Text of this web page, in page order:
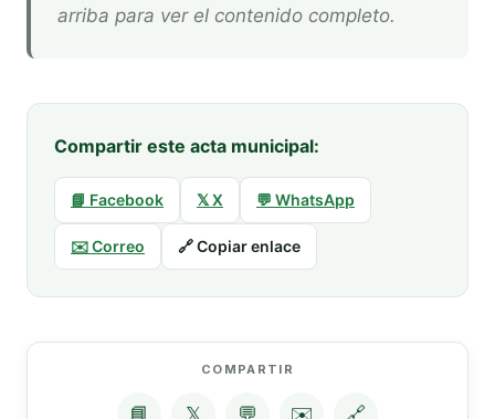
arriba para ver el contenido completo.
Compartir este acta municipal:
📘 Facebook 𝕏 X 💬 WhatsApp
✉️ Correo 🔗 Copiar enlace
COMPARTIR
📘 𝕏 💬 ✉️ 🔗